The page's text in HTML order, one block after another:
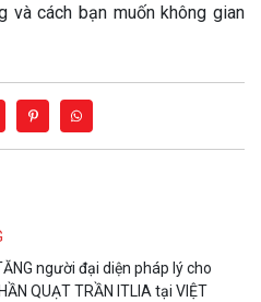
và cách bạn muốn không gian
người đại diện pháp lý cho
QUẠT TRẦN ITLIA tại VIỆT